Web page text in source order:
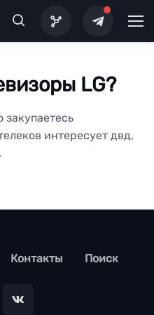
LG?
закупаетесь
интересует двд,
Контакты Поиск